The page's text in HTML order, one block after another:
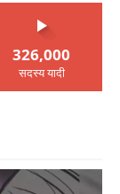
326,000
सदस्य यादी